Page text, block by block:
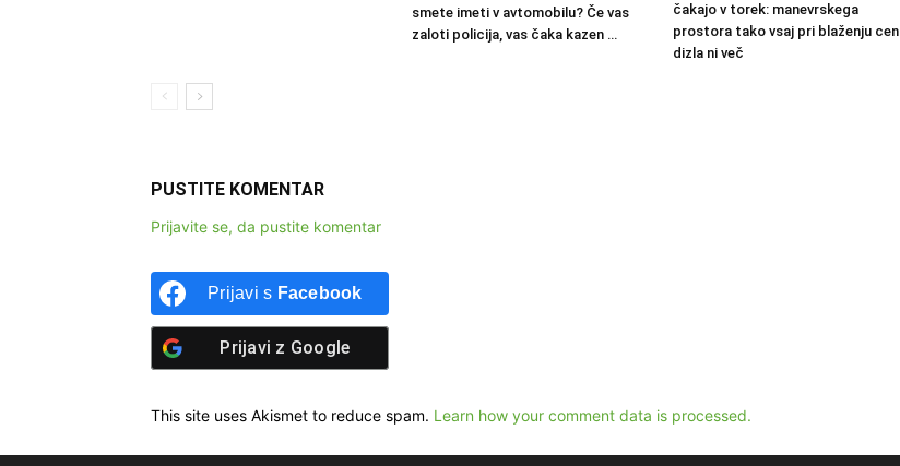
smete imeti v avtomobilu? Če vas
zaloti policija, vas čaka kazen …
čakajo v torek: manevrskega
prostora tako vsaj pri blaženju cen
dizla ni več
PUSTITE KOMENTAR
Prijavite se, da pustite komentar
Prijavi s Facebook
Prijavi z Google
This site uses Akismet to reduce spam. Learn how your comment data is processed.